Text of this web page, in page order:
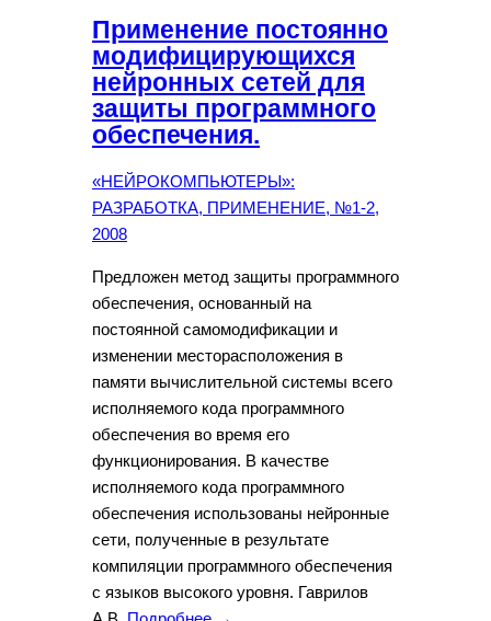
Применение постоянно
модифицирующихся
нейронных сетей для
защиты программного
обеспечения.
«НЕЙРОКОМПЬЮТЕРЫ»:
РАЗРАБОТКА, ПРИМЕНЕНИЕ, №1-2,
2008
Предложен метод защиты программного
обеспечения, основанный на
постоянной самомодификации и
изменении месторасположения в
памяти вычислительной системы всего
исполняемого кода программного
обеспечения во время его
функционирования. В качестве
исполняемого кода программного
обеспечения использованы нейронные
сети, полученные в результате
компиляции программного обеспечения
с языков высокого уровня. Гаврилов